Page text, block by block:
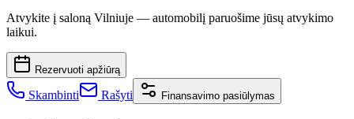
Atvykite į saloną Vilniuje — automobilį paruošime jūsų atvykimo
laikui.
Rezervuoti apžiūrą
Skambinti Rašyti Finansavimo pasiūlymas